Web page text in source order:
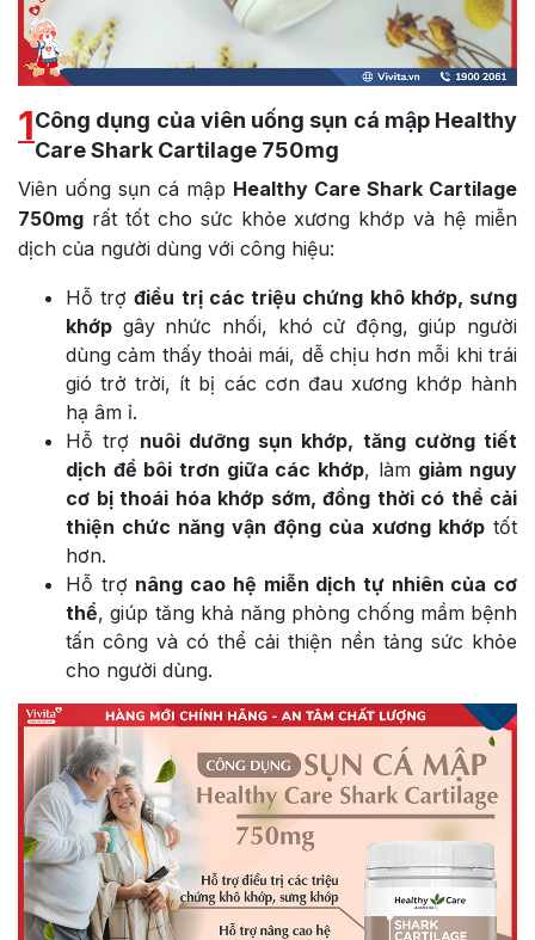
1Công dụng của viên uống sụn cá mập Healthy
Care Shark Cartilage 750mg
Viên uống sụn cá mập Healthy Care Shark Cartilage
750mg rất tốt cho sức khỏe xương khớp và hệ miễn
dịch của người dùng với công hiệu:
Hỗ trợđiều trị các triệu chứng khô khớp, sưng
khớp gây nhức nhối, khó cử động, giúp người
dùng cảm thấy thoải mái, dễ chịu hơn mỗi khi trái
gió trở trời, ít bị các cơn đau xương khớp hành
hạ âm ỉ.
Hỗ trợ nuôi dưỡng sụn khớp, tăng cường tiết
dịch để bôi trơn giữa các khớp, làm giảm nguy
cơ bị thoái hóa khớp sớm, đồng thời có thể cải
thiện chức năng vận động của xương khớp tốt
hơn.
Hỗ trợ nâng cao hệ miễn dịch tự nhiên của cơ
thể, giúp tăng khả năng phòng chống mầm bệnh
tấn công và có thể cải thiện nền tảng sức khỏe
cho người dùng.